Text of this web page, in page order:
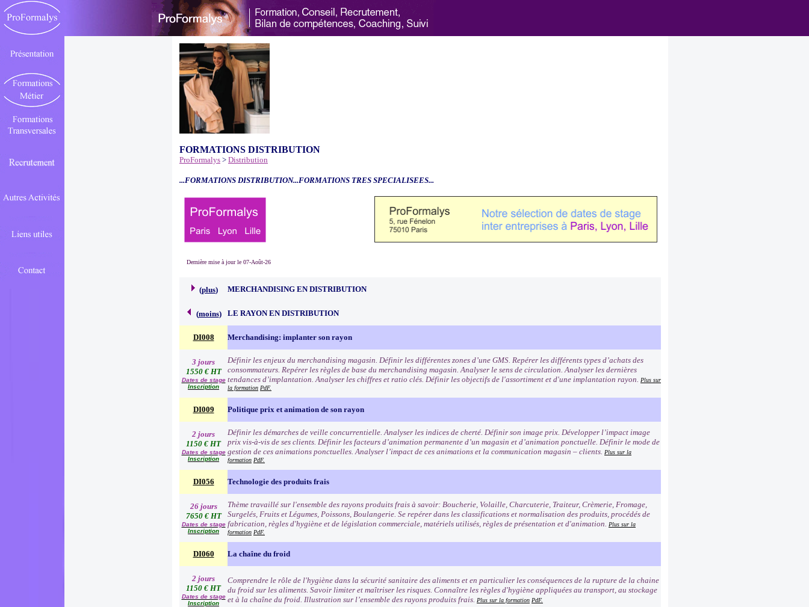
FORMATIONS DISTRIBUTION
ProFormalys > Distribution
...FORMATIONS DISTRIBUTION...FORMATIONS TRES SPECIALISEES...
Dernière mise à jour le 07-Août-26
(plus) MERCHANDISING EN DISTRIBUTION
(moins) LE RAYON EN DISTRIBUTION
DI008 Merchandising: implanter son rayon
3 jours
1550 € HT
Dates de stage
Inscription
Définir les enjeux du merchandising magasin. Définir les différentes zones d’une GMS. Repérer les différents types d’achats des
consommateurs. Repérer les règles de base du merchandising magasin. Analyser le sens de circulation. Analyser les dernières
tendances d’implantation. Analyser les chiffres et ratio clés. Définir les objectifs de l'assortiment et d'une implantation rayon. Plus sur
la formation PdF.
DI009 Politique prix et animation de son rayon
2 jours
1150 € HT
Dates de stage
Inscription
Définir les démarches de veille concurrentielle. Analyser les indices de cherté. Définir son image prix. Développer l’impact image
prix vis-à-vis de ses clients. Définir les facteurs d’animation permanente d’un magasin et d’animation ponctuelle. Définir le mode de
gestion de ces animations ponctuelles. Analyser l’impact de ces animations et la communication magasin – clients. Plus sur la
formation PdF.
DI056 Technologie des produits frais
26 jours
7650 € HT
Dates de stage
Inscription
Thème travaillé sur l'ensemble des rayons produits frais à savoir: Boucherie, Volaille, Charcuterie, Traiteur, Crèmerie, Fromage,
Surgelés, Fruits et Légumes, Poissons, Boulangerie. Se repérer dans les classifications et normalisation des produits, procédés de
fabrication, règles d'hygiène et de législation commerciale, matériels utilisés, règles de présentation et d'animation. Plus sur la
formation PdF.
DI060 La chaîne du froid
2 jours
1150 € HT
Dates de stage
Inscription
Comprendre le rôle de l'hygiène dans la sécurité sanitaire des aliments et en particulier les conséquences de la rupture de la chaine
du froid sur les aliments. Savoir limiter et maîtriser les risques. Connaître les règles d'hygiène appliquées au transport, au stockage
et à la chaîne du froid. Illustration sur l’ensemble des rayons produits frais. Plus sur la formation PdF.